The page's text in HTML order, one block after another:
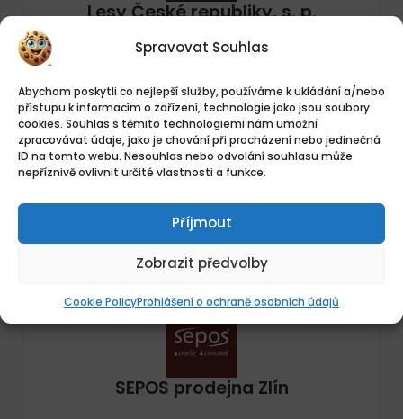
Spravovat Souhlas
Abychom poskytli co nejlepší služby, používáme k ukládání a/nebo
přístupu k informacím o zařízení, technologie jako jsou soubory
cookies. Souhlas s těmito technologiemi nám umožní
zpracovávat údaje, jako je chování při procházení nebo jedinečná
ID na tomto webu. Nesouhlas nebo odvolání souhlasu může
nepříznivě ovlivnit určité vlastnosti a funkce.
Příjmout
Zobrazit předvolby
Cookie PolicyProhlášení o ochraně osobních údajů
Lesy České republiky, s. p.
Umístění
Přemyslova 1106/19,
Nový Hradec Králové,
Česko
Otevřené pozice
3 Práce
SEPOS prodejna Zlín